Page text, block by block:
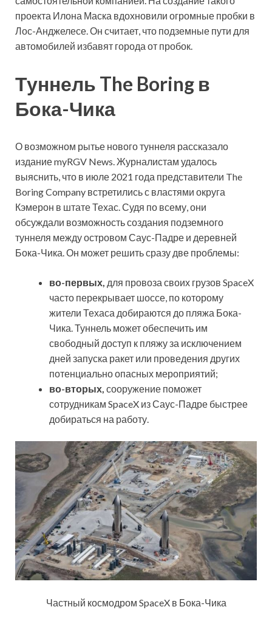
проекта Илона Маска вдохновили огромные пробки в
Лос-Анджелесе. Он считает, что подземные пути для
автомобилей избавят города от пробок.
Туннель The Boring в
Бока-Чика
О возможном рытье нового туннеля рассказало
издание myRGV News. Журналистам удалось
выяснить, что в июле 2021 года представители The
Boring Company встретились с властями округа
Кэмерон в штате Техас. Судя по всему, они
обсуждали возможность создания подземного
туннеля между островом Саус-Падре и деревней
Бока-Чика. Он может решить сразу две проблемы:
во-первых, для провоза своих грузов SpaceX
часто перекрывает шоссе, по которому
жители Техаса добираются до пляжа Бока-
Чика. Туннель может обеспечить им
свободный доступ к пляжу за исключением
дней запуска ракет или проведения других
потенциально опасных мероприятий;
во-вторых, сооружение поможет
сотрудникам SpaceX из Саус-Падре быстрее
добираться на работу.
Частный космодром SpaceX в Бока-Чика